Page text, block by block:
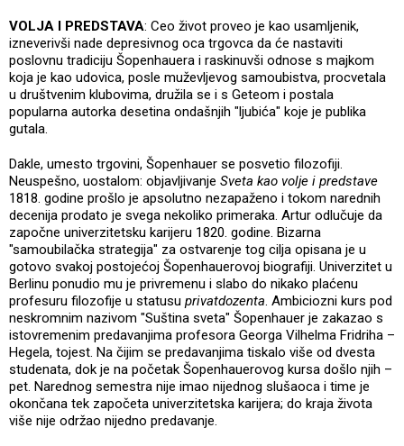
VOLJA I PREDSTAVA: Ceo život proveo je kao usamljenik,
izneverivši nade depresivnog oca trgovca da će nastaviti
poslovnu tradiciju Šopenhauera i raskinuvši odnose s majkom
koja je kao udovica, posle muževljevog samoubistva, procvetala
u društvenim klubovima, družila se i s Geteom i postala
popularna autorka desetina ondašnjih "ljubića" koje je publika
gutala.
Dakle, umesto trgovini, Šopenhauer se posvetio filozofiji.
Neuspešno, uostalom: objavljivanje Sveta kao volje i predstave
1818. godine prošlo je apsolutno nezapaženo i tokom narednih
decenija prodato je svega nekoliko primeraka. Artur odlučuje da
započne univerzitetsku karijeru 1820. godine. Bizarna
"samoubilačka strategija" za ostvarenje tog cilja opisana je u
gotovo svakoj postojećoj Šopenhauerovoj biografiji. Univerzitet u
Berlinu ponudio mu je privremenu i slabo do nikako plaćenu
profesuru filozofije u statusu privatdozenta. Ambiciozni kurs pod
neskromnim nazivom "Suština sveta" Šopenhauer je zakazao s
istovremenim predavanjima profesora Georga Vilhelma Fridriha –
Hegela, tojest. Na čijim se predavanjima tiskalo više od dvesta
studenata, dok je na početak Šopenhauerovog kursa došlo njih –
pet. Narednog semestra nije imao nijednog slušaoca i time je
okončana tek započeta univerzitetska karijera; do kraja života
više nije održao nijedno predavanje.